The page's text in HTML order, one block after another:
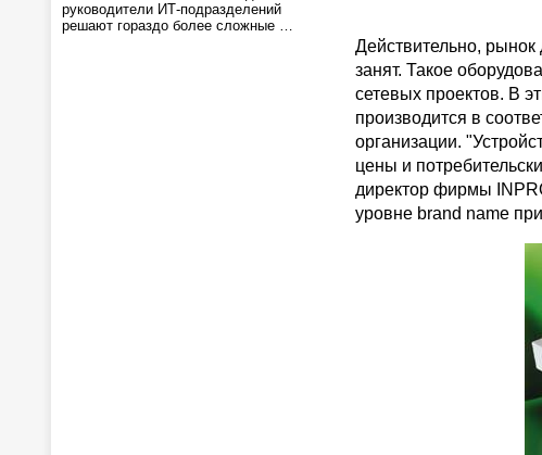
руководители ИТ-подразделений
решают гораздо более сложные …
Действительно, рынок
занят. Такое
сетевых проектов. В
производится в
организации.
цены и
директор фирмы
уровне brand name